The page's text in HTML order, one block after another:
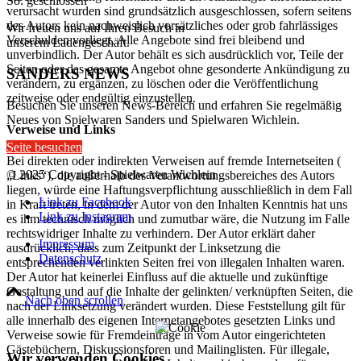
verursacht wurden sind grundsätzlich ausgeschlossen, sofern seitens
des Autors kein nachweislich vorsätzliches oder grob fahrlässiges
Verschulden vorliegt. Alle Angebote sind frei bleibend und
unverbindlich. Der Autor behält es sich ausdrücklich vor, Teile der
Seiten oder das gesamte Angebot ohne gesonderte Ankündigung zu
verändern, zu ergänzen, zu löschen oder die Veröffentlichung
zeitweise oder endgültig einzustellen.
Verweise und Links
Bei direkten oder indirekten Verweisen auf fremde Internetseiten (
„Links“), die außerhalb des Verantwortungsbereiches des Autors
liegen, würde eine Haftungsverpflichtung ausschließlich in dem Fall
in Kraft treten, in dem der Autor von den Inhalten Kenntnis hat uns
es ihm technisch möglich und zumutbar wäre, die Nutzung im Falle
rechtswidriger Inhalte zu verhindern. Der Autor erklärt daher
ausdrücklich, dass zum Zeitpunkt der Linksetzung die
entsprechenden verlinkten Seiten frei von illegalen Inhalten waren.
Der Autor hat keinerlei Einfluss auf die aktuelle und zukünftige
Gestaltung und auf die Inhalte der gelinkten/ verknüpften Seiten, die
nach der Linksetzung verändert wurden. Diese Feststellung gilt für
alle innerhalb des eigenen Internetangebotes gesetzten Links und
Verweise sowie für Fremdeinträge in vom Autor eingerichteten
Gästebüchern, Diskussionsforen und Mailinglisten. Für illegale,
Wir freuen uns auf Ihren Besuch in
unserem Ladengeschäft.
SANDERS NEWS
Besuchen Sie unseren News-Bereich und erfahren Sie regelmäßig
Neues von Spielwaren Sanders und Spielwaren Wichlein.
Seite besuchen
© 2025 Copyright - Spielwaren Wichlein
Link zu Facebook
Link zu Instagram
Impressum
Datenschutz
Nach oben scrollen